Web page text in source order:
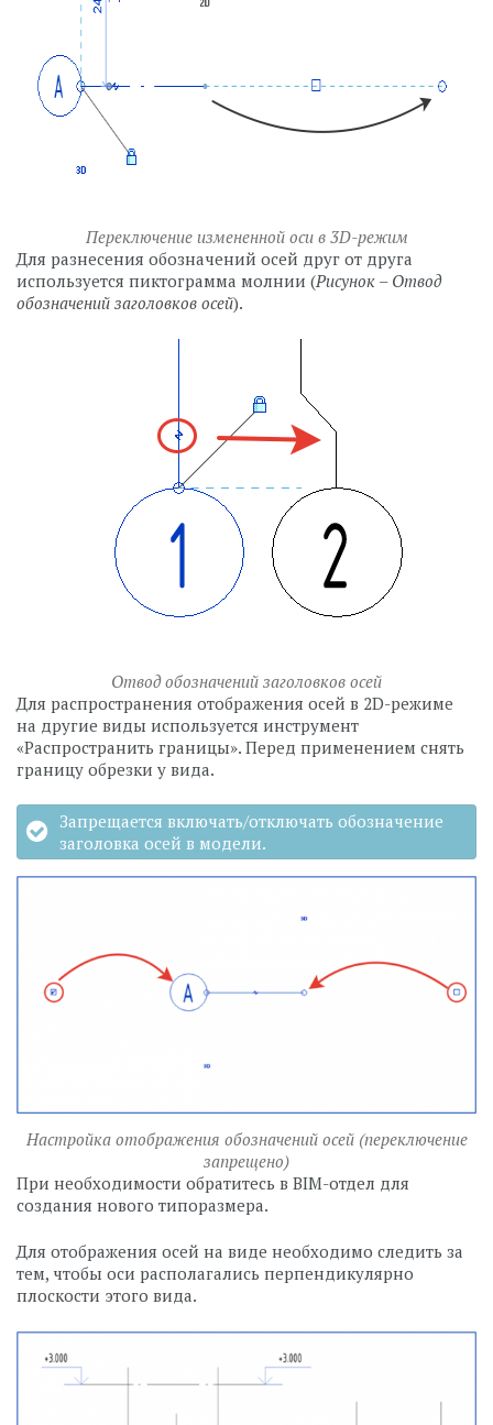
Переключение измененной оси в 3D-режим
Для разнесения обозначений осей друг от друга
используется пиктограмма молнии (Рисунок – Отвод
обозначений заголовков осей).
Отвод обозначений заголовков осей
Для распространения отображения осей в 2D-режиме
на другие виды используется инструмент
«Распространить границы». Перед применением снять
границу обрезки у вида.
Запрещается включать/отключать обозначение
заголовка осей в модели.
Настройка отображения обозначений осей (переключение
запрещено)
При необходимости обратитесь в BIM-отдел для
создания нового типоразмера.
Для отображения осей на виде необходимо следить за
тем, чтобы оси располагались перпендикулярно
плоскости этого вида.